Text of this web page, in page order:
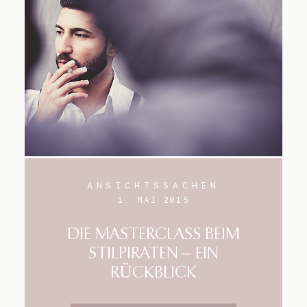
ANSICHTSSACHEN
1. MAI 2015
DIE MASTERCLASS BEIM
STILPIRATEN – EIN
RÜCKBLICK
Impressum